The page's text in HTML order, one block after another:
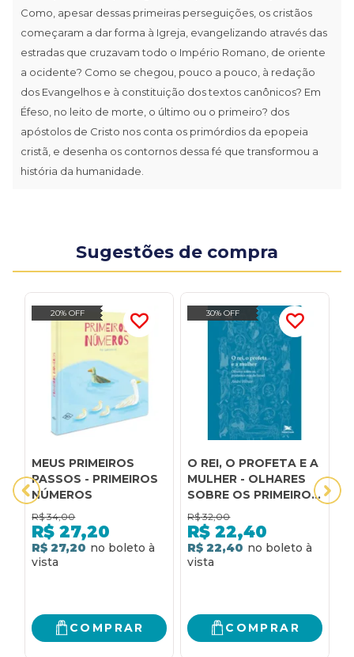
Como, apesar dessas primeiras perseguições, os cristãos
começaram a dar forma à Igreja, evangelizando através das
estradas que cruzavam todo o Império Romano, de oriente
a ocidente? Como se chegou, pouco a pouco, à redação
dos Evangelhos e à constituição dos textos canônicos? Em
Éfeso, no leito de morte, o último ou o primeiro? dos
apóstolos de Cristo nos conta os primórdios da epopeia
cristã, e desenha os contornos dessa fé que transformou a
história da humanidade.
Sugestões de compra
20% OFF
MEUS PRIMEIROS
PASSOS - PRIMEIROS
NÚMEROS
R$ 34,00
R$ 27,20
R$ 27,20
COMPRAR
30% OFF
O REI, O PROFETA E A
MULHER - OLHARES
SOBRE OS PRIMEIROS
REIS DE ISRAEL:
OLHARES SOBRE OS
PRIMEIROS REIS DE
ISRAEL
R$ 32,00
R$ 22,40
R$ 22,40
COMPRAR